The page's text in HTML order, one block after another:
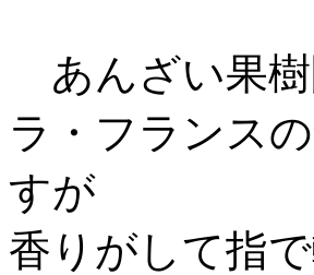
あんざい果樹
ラ・フランス
すが
香りがして指